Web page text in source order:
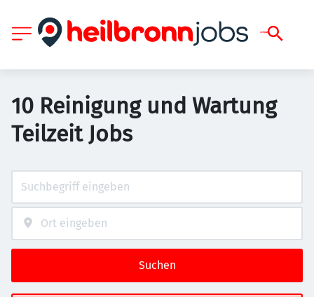
10 Reinigung und Wartung
Teilzeit Jobs
Suchen